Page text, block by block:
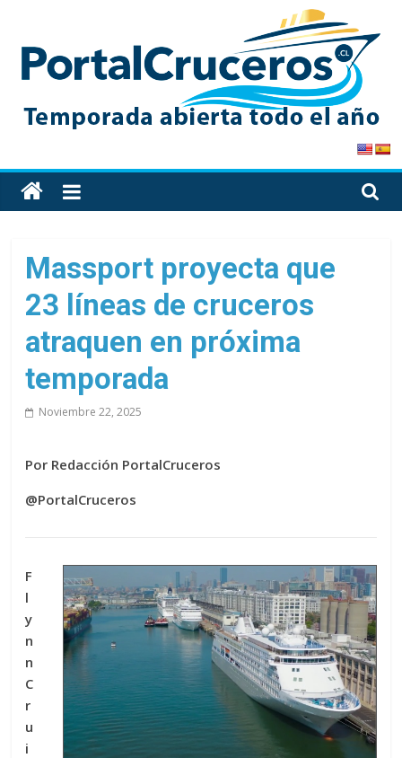
content
PortalCruceros
Toda
la
de
cruceros
en
un
solo
sitio
Massport proyecta que
23 líneas de cruceros
atraquen en próxima
temporada
Noviembre 22, 2025
Por Redacción PortalCruceros
@PortalCruceros
F
l
y
n
n
C
r
u
i